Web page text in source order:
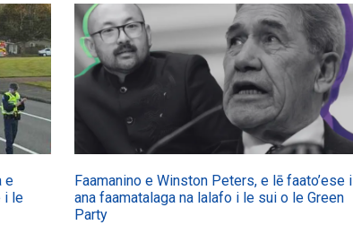
e
i le
Faamanino e Winston Peters, e lē faato’ese i
ana faamatalaga na lalafo i le sui o le Green
Party